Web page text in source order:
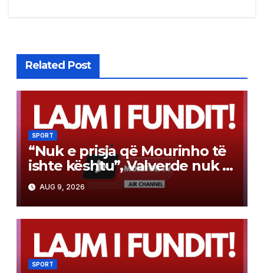
Related Post
SPORT
“Nuk e prisja që Mourinho të
ishte kështu”, Valverde nuk e
fsheh dot të vërtetën
AUG 9, 2026
SPORT